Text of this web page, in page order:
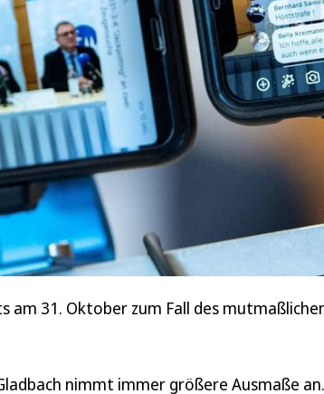
31. Oktober zum Fall des
nimmt immer größere Ausmaße